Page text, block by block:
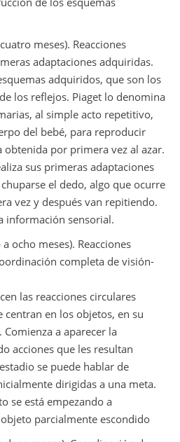
meses). Reacciones
adaptaciones adquiridas.
adquiridos, que son los
los reflejos. Piaget lo denomina
al simple acto repetitivo,
del bebé, para reproducir
obtenida por primera vez al azar.
sus primeras adaptaciones
el dedo, algo que ocurre
vez y después van repitiendo.
información sensorial.
ocho meses). Reacciones
completa de visión-
las reacciones circulares
centran en los objetos, en su
a aparecer la
acciones que les resultan
se puede hablar de
dirigidas a una meta.
se está empezando a
parcialmente escondido